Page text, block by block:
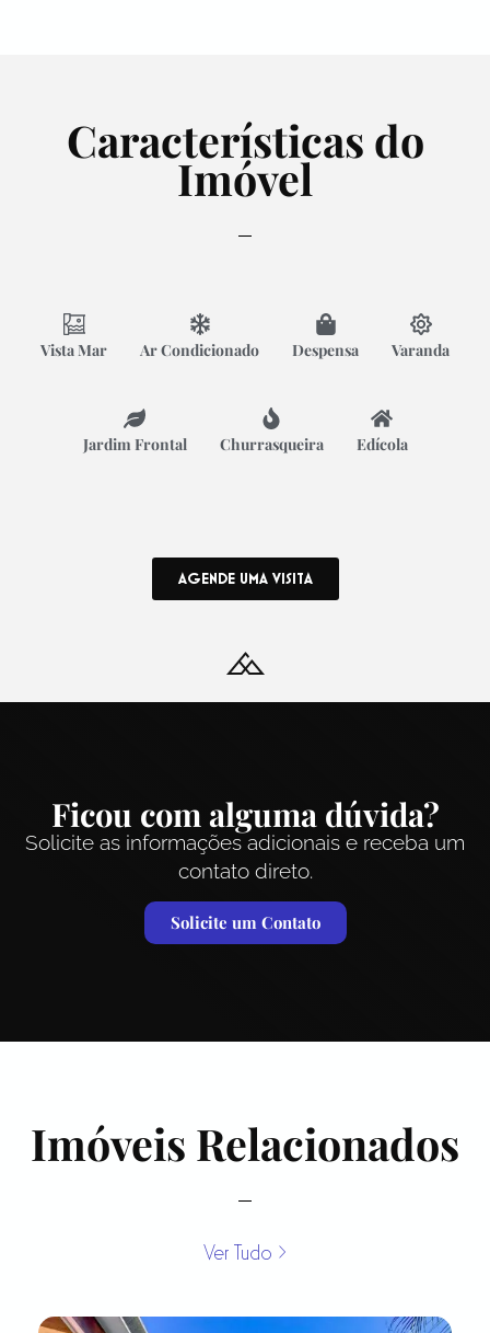
Características do
Imóvel
Vista Mar Ar Condicionado Despensa Varanda
Jardim Frontal Churrasqueira Edícola
AGENDE UMA VISITA
Ficou com alguma dúvida?
Solicite as informações adicionais e receba um
contato direto.
Solicite um Contato
Imóveis Relacionados
Ver Tudo >